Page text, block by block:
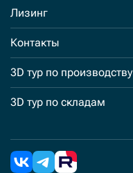
Лизинг
Контакты
3D тур по производству
3D тур по складам